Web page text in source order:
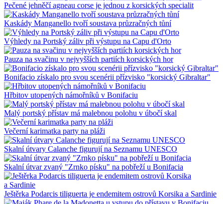
Pečené jehněčí agneau corse je jednou z korsických specialit
Kaskády Manganello tvoří soustava průzračných tůní
Výhledy na Portský záliv při výstupu na Capu d'Orto
Pauza na svačinu v nejvyšších partiích korsických hor
Bonifacio získalo pro svou scenérii přízvisko "korsický Gibraltar"
Hřbitov utopených námořníků v Bonifaciu
Malý portský přístav má malebnou polohu v úbočí skal
Večerní karimatka party na pláži
Skalní útvary Calanche figurují na Seznamu UNESCO
Skalní útvar zvaný "Zrnko písku" na pobřeží u Bonifacia
Ještěrka Podarcis tiliguerta je endemitem ostrovů Korsika a Sardinie